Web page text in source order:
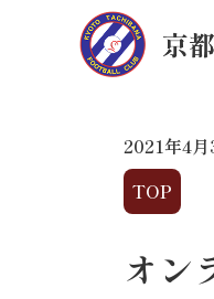
2021年4月
TOP
オン